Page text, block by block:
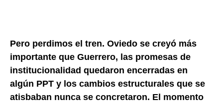
Pero perdimos el tren. Oviedo se creyó más
importante que Guerrero, las promesas de
institucionalidad quedaron encerradas en
algún PPT y los cambios estructurales que se
atisbaban nunca se concretaron. El momento